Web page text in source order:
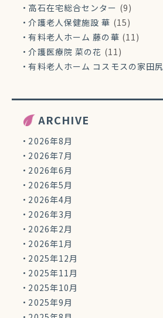
高石在宅総合センター (9)
介護老人保健施設 華 (15)
有料老人ホーム 藤の華 (11)
介護医療院 菜の花 (11)
有料老人ホーム コスモスの家田尻
ARCHIVE
2026年8月
2026年7月
2026年6月
2026年5月
2026年4月
2026年3月
2026年2月
2026年1月
2025年12月
2025年11月
2025年10月
2025年9月